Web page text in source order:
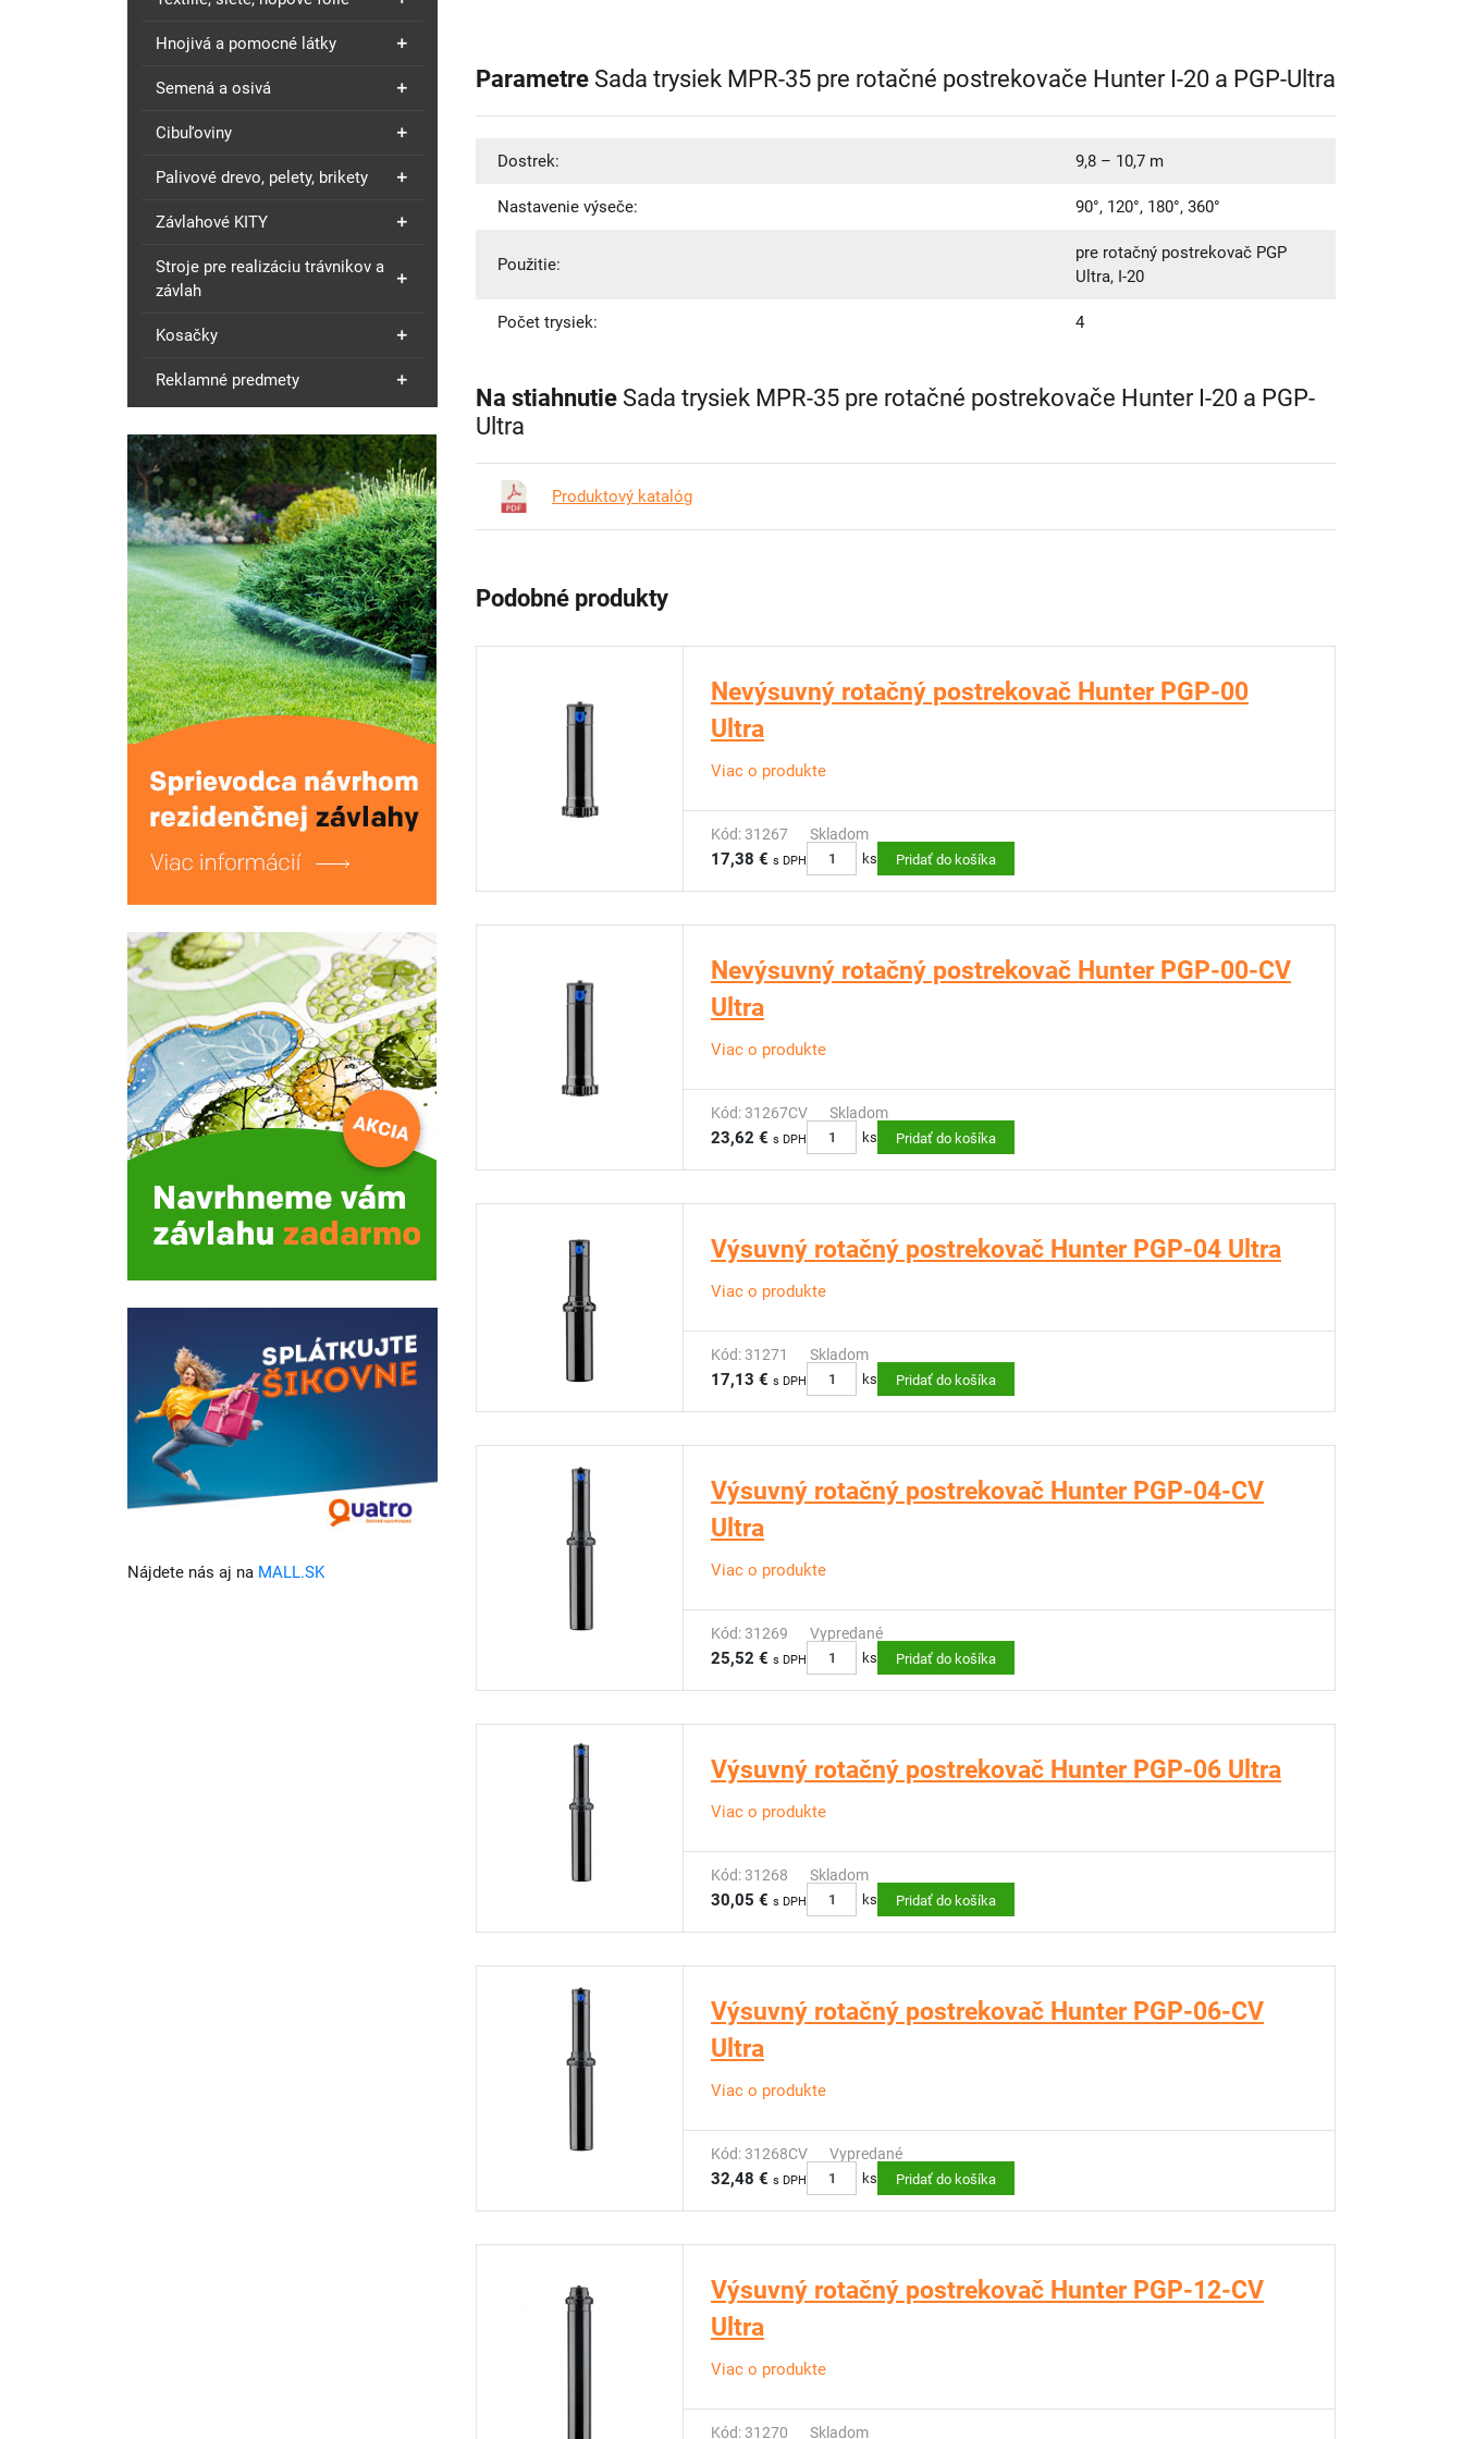
Hnojivá a pomocné látky
Semená a osivá
Cibuľoviny
Palivové drevo, pelety, brikety
Závlahové KITY
Stroje pre realizáciu trávnikov a
závlah
Kosačky
Reklamné predmety
Nájdete nás aj na MALL.SK
Parametre Sada trysiek MPR-35 pre rotačné postrekovače Hunter I-20 a PGP-Ultra
Dostrek: 9,8 – 10,7 m
Nastavenie výseče: 90°, 120°, 180°, 360°
Použitie:
pre rotačný postrekovač PGP
Ultra, I-20
Počet trysiek: 4
Na stiahnutie Sada trysiek MPR-35 pre rotačné postrekovače Hunter I-20 a PGP-
Ultra
Produktový katalóg
Podobné produkty
Nevýsuvný rotačný postrekovač Hunter PGP-00
Ultra
Viac o produkte
Kód: 31267 Skladom
17,38 € s DPH ks Pridať do košíka
Nevýsuvný rotačný postrekovač Hunter PGP-00-CV
Ultra
Viac o produkte
Kód: 31267CV Skladom
23,62 € s DPH ks Pridať do košíka
Výsuvný rotačný postrekovač Hunter PGP-04 Ultra
Viac o produkte
Kód: 31271 Skladom
17,13 € s DPH ks Pridať do košíka
Výsuvný rotačný postrekovač Hunter PGP-04-CV
Ultra
Viac o produkte
Kód: 31269 Vypredané
25,52 € s DPH ks Pridať do košíka
Výsuvný rotačný postrekovač Hunter PGP-06 Ultra
Viac o produkte
Kód: 31268 Skladom
30,05 € s DPH ks Pridať do košíka
Výsuvný rotačný postrekovač Hunter PGP-06-CV
Ultra
Viac o produkte
Kód: 31268CV Vypredané
32,48 € s DPH ks Pridať do košíka
Výsuvný rotačný postrekovač Hunter PGP-12-CV
Ultra
Viac o produkte
Kód: 31270 Skladom